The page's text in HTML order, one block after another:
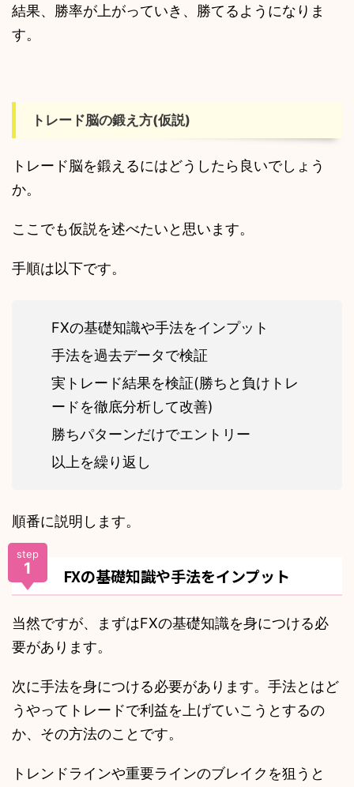
結果、勝率が上がっていき、勝てるようになりま
す。
トレード脳の鍛え方(仮説)
トレード脳を鍛えるにはどうしたら良いでしょう
か。
ここでも仮説を述べたいと思います。
手順は以下です。
FXの基礎知識や手法をインプット
手法を過去データで検証
実トレード結果を検証(勝ちと負けトレ
ードを徹底分析して改善)
勝ちパターンだけでエントリー
以上を繰り返し
順番に説明します。
step
1 FXの基礎知識や手法をインプット
当然ですが、まずはFXの基礎知識を身につける必
要があります。
次に手法を身につける必要があります。手法とはど
うやってトレードで利益を上げていこうとするの
か、その方法のことです。
トレンドラインや重要ラインのブレイクを狙うと